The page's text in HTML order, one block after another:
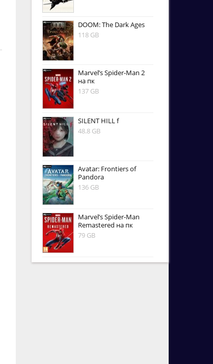
DOOM: The Dark Ages
118 GB
Marvel’s Spider-Man 2
на пк
137 GB
SILENT HILL f
48.8 GB
Avatar: Frontiers of
Pandora
136 GB
Marvel’s Spider-Man
Remastered на пк
79 GB